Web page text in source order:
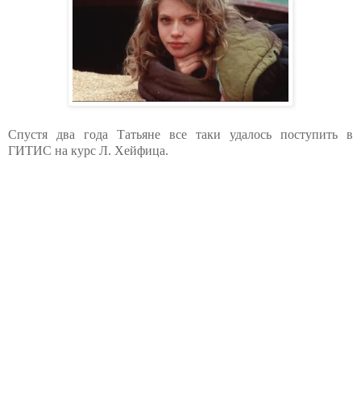
Спустя два года Татьяне все таки удалось поступить в
ГИТИС на курс Л. Хейфица.